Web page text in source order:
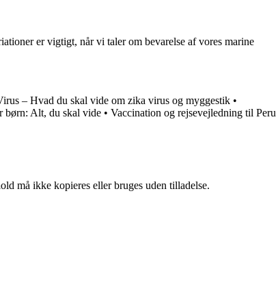
er vigtigt, når vi taler om bevarelse af vores marine
– Hvad du skal vide om zika virus og myggestik •
børn: Alt, du skal vide • Vaccination og rejsevejledning til Peru
må ikke kopieres eller bruges uden tilladelse.